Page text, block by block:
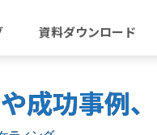
資料ダウンロード
成功事例